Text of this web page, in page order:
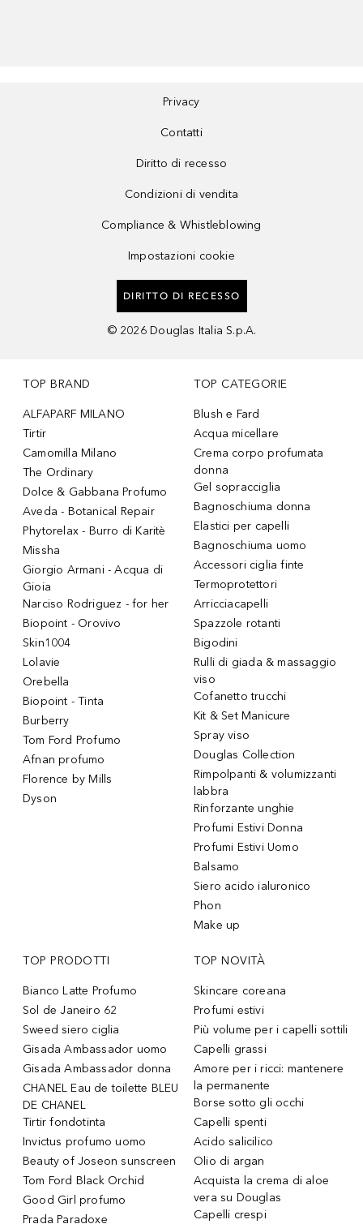
Privacy
Contatti
Diritto di recesso
Condizioni di vendita
Compliance & Whistleblowing
Impostazioni cookie
DIRITTO DI RECESSO
© 2026 Douglas Italia S.p.A.
TOP BRAND
ALFAPARF MILANO
Tirtir
Camomilla Milano
The Ordinary
Dolce & Gabbana Profumo
Aveda - Botanical Repair
Phytorelax - Burro di Karitè
Missha
Giorgio Armani - Acqua di
Gioia
Narciso Rodriguez - for her
Biopoint - Orovivo
Skin1004
Lolavie
Orebella
Biopoint - Tinta
Burberry
Tom Ford Profumo
Afnan profumo
Florence by Mills
Dyson
TOP CATEGORIE
Blush e Fard
Acqua micellare
Crema corpo profumata
donna
Gel sopracciglia
Bagnoschiuma donna
Elastici per capelli
Bagnoschiuma uomo
Accessori ciglia finte
Termoprotettori
Arricciacapelli
Spazzole rotanti
Bigodini
Rulli di giada & massaggio
viso
Cofanetto trucchi
Kit & Set Manicure
Spray viso
Douglas Collection
Rimpolpanti & volumizzanti
labbra
Rinforzante unghie
Profumi Estivi Donna
Profumi Estivi Uomo
Balsamo
Siero acido ialuronico
Phon
Make up
TOP PRODOTTI
Bianco Latte Profumo
Sol de Janeiro 62
Sweed siero ciglia
Gisada Ambassador uomo
Gisada Ambassador donna
CHANEL Eau de toilette BLEU
DE CHANEL
Tirtir fondotinta
Invictus profumo uomo
Beauty of Joseon sunscreen
Tom Ford Black Orchid
Good Girl profumo
Prada Paradoxe
TOP NOVITÀ
Skincare coreana
Profumi estivi
Più volume per i capelli sottili
Capelli grassi
Amore per i ricci: mantenere
la permanente
Borse sotto gli occhi
Capelli spenti
Acido salicilico
Olio di argan
Acquista la crema di aloe
vera su Douglas
Capelli crespi